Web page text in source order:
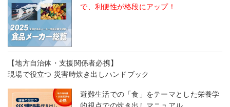
で、利便性が格段にアップ！
【地方自治体・支援関係者必携】
現場で役立つ 災害時炊き出しハンドブック
避難生活での「食」をテーマとした栄養学